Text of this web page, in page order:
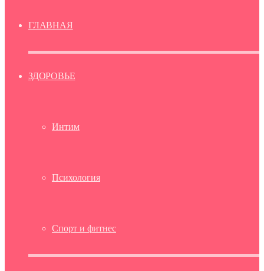
ГЛАВНАЯ
ЗДОРОВЬЕ
Интим
Психология
Спорт и фитнес